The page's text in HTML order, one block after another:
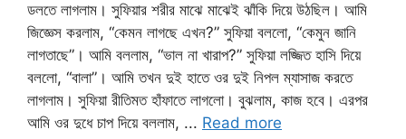
ডলতে লাগলাম। সুফিয়ার শরীর মাঝে মাঝেই ঝাঁকি দিয়ে উঠছিল। আমি
জিজ্ঞেস করলাম, “কেমন লাগছে এখন?” সুফিয়া বললো, “কেমুন জানি
লাগতাছে”। আমি বললাম, “ভাল না খারাপ?” সুফিয়া লজ্জিত হাসি দিয়ে
বললো, “বালা”। আমি তখন দুই হাতে ওর দুই নিপল ম্যাসাজ করতে
লাগলাম। সুফিয়া রীতিমত হাঁফাতে লাগলো। বুঝলাম, কাজ হবে। এরপর
আমি ওর দুধে চাপ দিয়ে বললাম, ... Read more